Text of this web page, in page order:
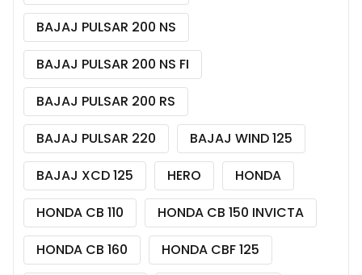
BAJAJ PULSAR 200 NS
BAJAJ PULSAR 200 NS FI
BAJAJ PULSAR 200 RS
BAJAJ PULSAR 220
BAJAJ WIND 125
BAJAJ XCD 125
HERO
HONDA
HONDA CB 110
HONDA CB 150 INVICTA
HONDA CB 160
HONDA CBF 125